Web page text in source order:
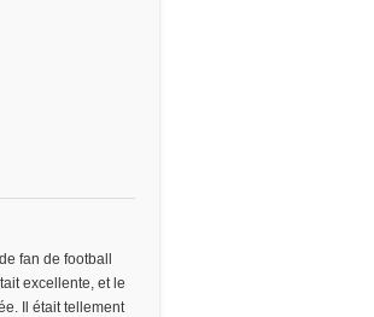
fan de football
excellente, et le
Il était tellement